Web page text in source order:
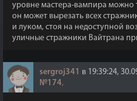
уровне мастера-вампира можно
он может вырезать всех
и луком, стоя на недоступной
уличные стражники Вайтрана
sergroj341 в 19:39:24,
№174,